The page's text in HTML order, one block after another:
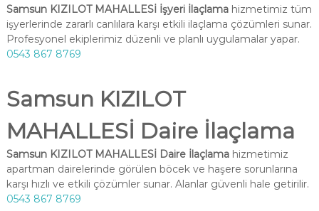
Samsun KIZILOT MAHALLESİ İşyeri İlaçlamahizmetimiz tüm
işyerlerinde zararlı canlılara karşı etkili ilaçlama çözümleri sunar.
Profesyonel ekiplerimiz düzenli ve planlı uygulamalar yapar.
0543 867 8769
Samsun KIZILOT
MAHALLESİ Daire İlaçlama
Samsun KIZILOT MAHALLESİ Daire İlaçlamahizmetimiz
apartman dairelerinde görülen böcek ve haşere sorunlarına
karşı hızlı ve etkili çözümler sunar. Alanlar güvenli hale getirilir.
0543 867 8769